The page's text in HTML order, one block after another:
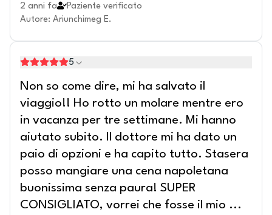
2 anni fa
Paziente verificato
Autore: Ariunchimeg E.
5
Non so come dire, mi ha salvato il
viaggio!! Ho rotto un molare mentre ero
in vacanza per tre settimane. Mi hanno
aiutato subito. Il dottore mi ha dato un
paio di opzioni e ha capito tutto. Stasera
posso mangiare una cena napoletana
buonissima senza paura! SUPER
CONSIGLIATO, vorrei che fosse il mio ...